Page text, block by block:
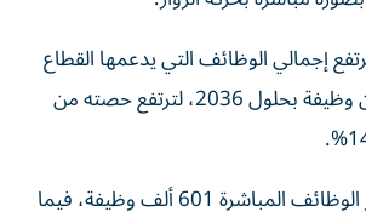
إجمالي الوظائف التي يدعمها القطاع
إلى نحو 1.17 مليون وظيفة بحلول 2036، لترتفع حصته من
كما يُتوقع أن تتجاوز الوظائف المباشرة 601 ألف وظيفة، فيما